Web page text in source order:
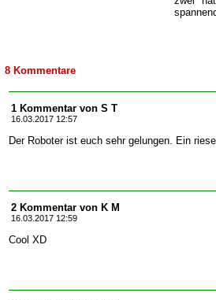
8 Kommentare
1 Kommentar von S T
16.03.2017 12:57
Der Roboter ist euch sehr gelungen. Ein
2 Kommentar von K M
16.03.2017 12:59
Cool XD